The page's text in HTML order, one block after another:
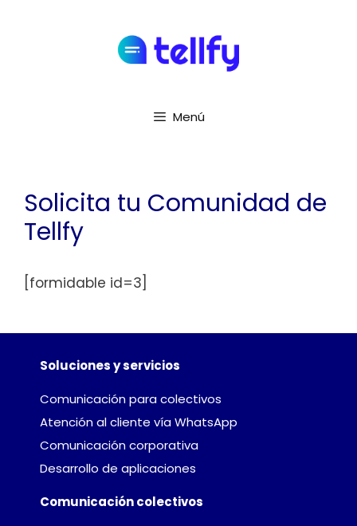
Menú
Solicita tu Comunidad de
Tellfy
[formidable id=3]
Soluciones y servicios
Comunicación para colectivos
Atención al cliente vía WhatsApp
Comunicación corporativa
Desarrollo de aplicaciones
Comunicación colectivos